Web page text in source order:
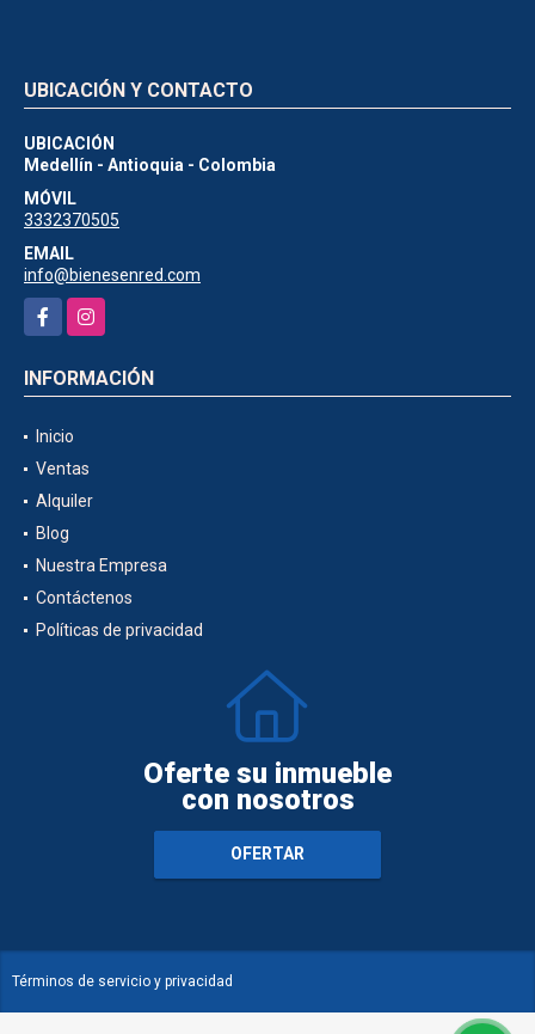
UBICACIÓN Y CONTACTO
UBICACIÓN
Medellín - Antioquia - Colombia
MÓVIL
3332370505
EMAIL
info@bienesenred.com
FacebookInstagram
INFORMACIÓN
Inicio
Ventas
Alquiler
Blog
Nuestra Empresa
Contáctenos
Políticas de privacidad
Oferte su inmueble
con nosotros
OFERTAR
Términos de servicio y privacidad